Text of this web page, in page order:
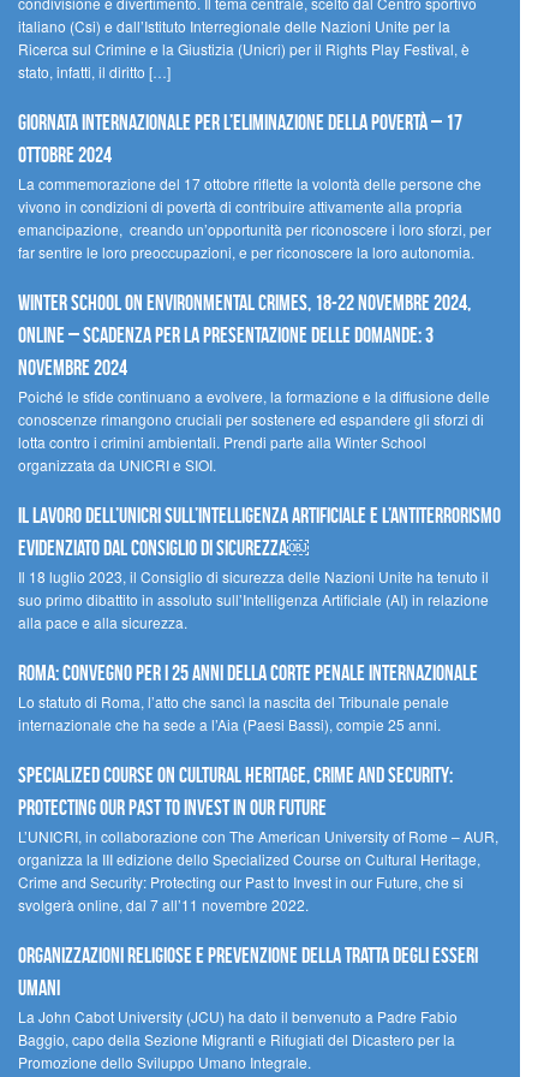
italiano (Csi) e dall’Istituto Interregionale delle Nazioni Unite per la
Ricerca sul Crimine e la Giustizia (Unicri) per il Rights Play Festival, è
stato, infatti, il diritto […]
Giornata internazionale per l’eliminazione della povertà – 17
ottobre 2024
La commemorazione del 17 ottobre riflette la volontà delle persone che
vivono in condizioni di povertà di contribuire attivamente alla propria
emancipazione, creando un’opportunità per riconoscere i loro sforzi, per
far sentire le loro preoccupazioni, e per riconoscere la loro autonomia.
Winter School on Environmental Crimes, 18-22 novembre 2024,
Online – Scadenza per la presentazione delle domande: 3
novembre 2024
Poiché le sfide continuano a evolvere, la formazione e la diffusione delle
conoscenze rimangono cruciali per sostenere ed espandere gli sforzi di
lotta contro i crimini ambientali. Prendi parte alla Winter School
organizzata da UNICRI e SIOI.
Il lavoro dell’UNICRI sull’intelligenza artificiale e l’antiterrorismo
evidenziato dal Consiglio di Sicurezza￼
Il 18 luglio 2023, il Consiglio di sicurezza delle Nazioni Unite ha tenuto il
suo primo dibattito in assoluto sull’Intelligenza Artificiale (AI) in relazione
alla pace e alla sicurezza.
Roma: convegno per i 25 anni della Corte penale internazionale
Lo statuto di Roma, l’atto che sancì la nascita del Tribunale penale
internazionale che ha sede a l’Aia (Paesi Bassi), compie 25 anni.
Specialized Course on Cultural Heritage, Crime and Security:
Protecting our Past to Invest in our Future
L’UNICRI, in collaborazione con The American University of Rome – AUR,
organizza la III edizione dello Specialized Course on Cultural Heritage,
Crime and Security: Protecting our Past to Invest in our Future, che si
svolgerà online, dal 7 all’11 novembre 2022.
Organizzazioni religiose e prevenzione della tratta degli esseri
umani
La John Cabot University (JCU) ha dato il benvenuto a Padre Fabio
Baggio, capo della Sezione Migranti e Rifugiati del Dicastero per la
Promozione dello Sviluppo Umano Integrale.